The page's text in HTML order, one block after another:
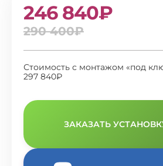
246 840₽
290 400₽
Стоимость с монтажом «под
297 840₽
ЗАКАЗАТЬ